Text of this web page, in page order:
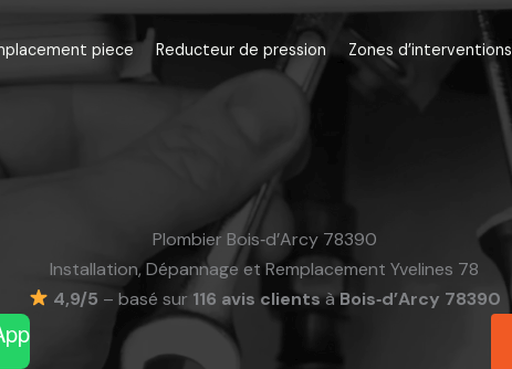
piece Reducteur de pression Zones d’interventions
Plombier Bois‑d’Arcy 78390
Installation, Dépannage et Remplacement Yvelines 78
4,9/5 – basé sur 116 avis clientsàBois‑d’Arcy 78390